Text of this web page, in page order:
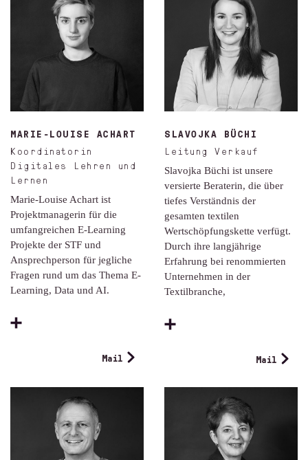
MARIE-LOUISE ACHART
Koordinatorin
Digitales Lehren und
Lernen
Marie-Louise Achart ist
Projektmanagerin für die
umfangreichen E-Learning
Projekte der STF und
Ansprechperson für jegliche
Fragen rund um das Thema E-
Learning, Data und AI.
Mail
SLAVOJKA BÜCHI
Leitung Verkauf
Slavojka Büchi ist unsere
versierte Beraterin, die über
tiefes Verständnis der
gesamten textilen
Wertschöpfungskette verfügt.
Durch ihre langjährige
Erfahrung bei renommierten
Unternehmen in der
Textilbranche,
Mail